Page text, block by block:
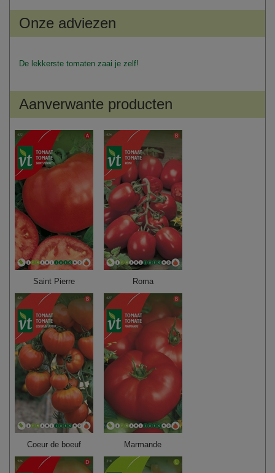
Onze adviezen
De lekkerste tomaten zaai je zelf!
Aanverwante producten
Saint Pierre Roma
Coeur de boeuf Marmande